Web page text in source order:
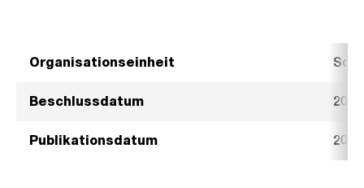
Organisationseinheit
Beschlussdatum 20.
Publikationsdatum 20.